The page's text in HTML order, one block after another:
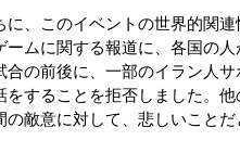
、このイベントの世界的関
ムに関する報道に、各国の
の前後に、一部のイラン人
することを拒否しました。
敵意に対して、悲しいこと